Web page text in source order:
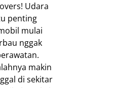
Udara
penting
mulai
nggak
makin
di sekitar